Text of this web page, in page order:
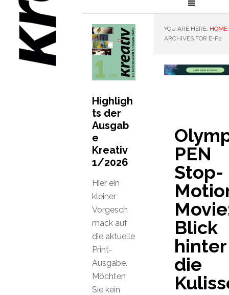
YOU ARE HERE: HOME
ARCHIVES FOR E-P2
PEN
Stop-
Blick
hinter
die
Highligh
ts der
Ausgab
e
Kreativ
1/2026
Hier ein
kleiner
Vorgesch
mack auf
die aktuelle
Print-
Ausgabe.
Möchten
Sie kein